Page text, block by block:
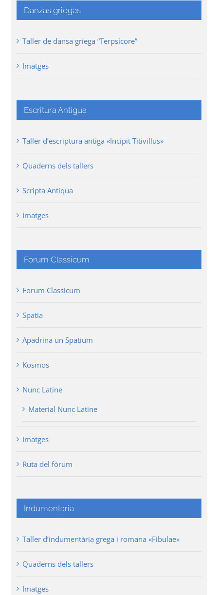
Danzas griegas
Taller de dansa griega “Terpsícore”
Imatges
Escritura Antigua
Taller d’escriptura antiga «Incipit Titivillus»
Quaderns dels tallers
Scripta Antiqua
Imatges
Forum Classicum
Forum Classicum
Spatia
Apadrina un Spatium
Kosmos
Nunc Latine
Material Nunc Latine
Imatges
Ruta del fòrum
Indumentaria
Taller d’indumentària grega i romana «Fibulae»
Quaderns dels tallers
Imatges